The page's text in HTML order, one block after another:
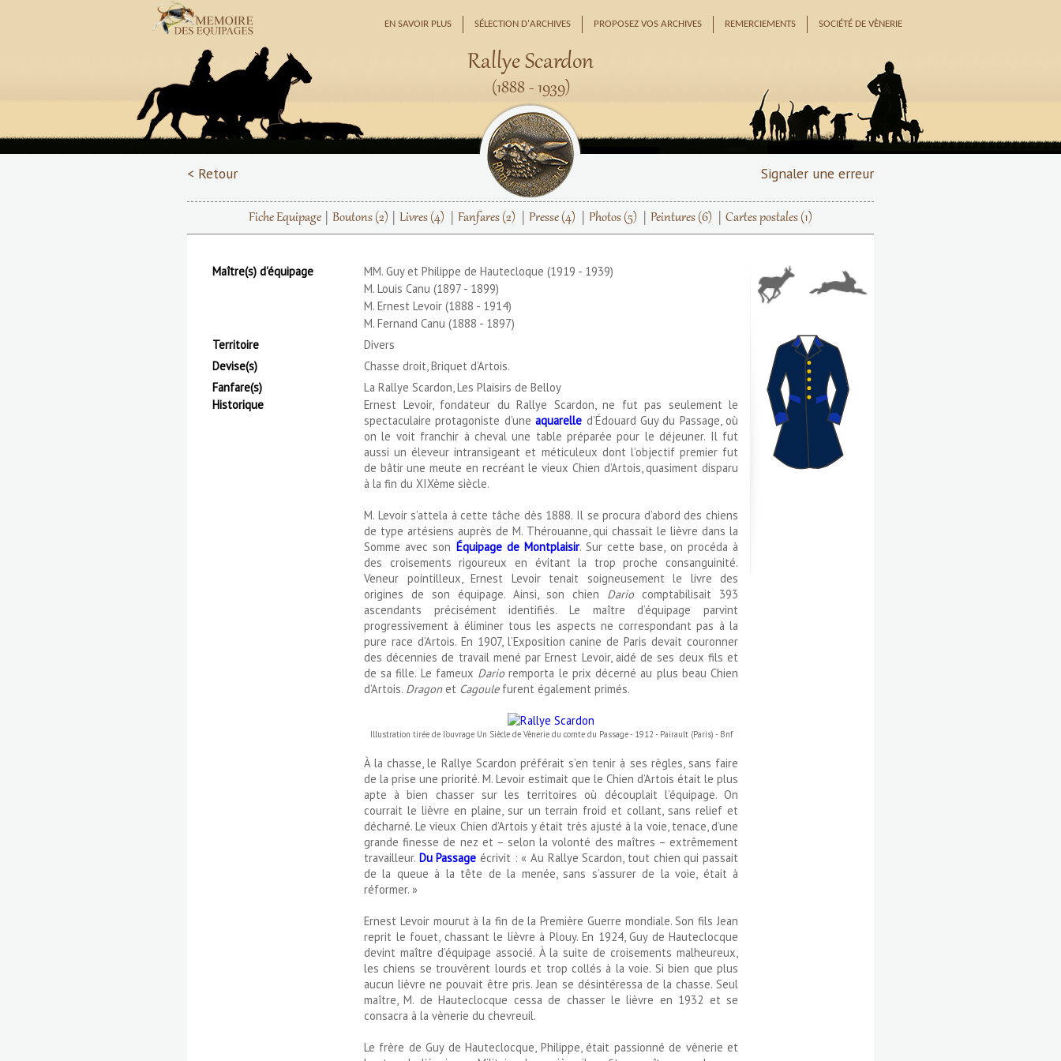
EN SAVOIR PLUS SÉLECTION D'ARCHIVES PROPOSEZ VOS ARCHIVES REMERCIEMENTS SOCIÉTÉ DE VÈNERIE
Rallye Scardon
(1888 - 1939)
< Retour Signaler une erreur
Fiche Equipage Boutons (2) Livres (4) Fanfares (2) Presse (4) Photos (5) Peintures (6) Cartes postales (1)
Maître(s) d'équipage
MM. Guy et Philippe de Hautecloque (1919 - 1939)
M. Louis Canu (1897 - 1899)
M. Ernest Levoir (1888 - 1914)
M. Fernand Canu (1888 - 1897)
Territoire
Divers
Devise(s)
Chasse droit, Briquet d’Artois.
Fanfare(s)
La Rallye Scardon, Les Plaisirs de Belloy
Historique
Ernest Levoir, fondateur du Rallye Scardon, ne fut pas seulement le
spectaculaire protagoniste d’uneaquarelle d’Édouard Guy du Passage, où
on le voit franchir à cheval une table préparée pour le déjeuner. Il fut
aussi un éleveur intransigeant et méticuleux dont l’objectif premier fut
de bâtir une meute en recréant le vieux Chien d’Artois, quasiment disparu
à la fin du XIXème siècle.
M. Levoir s’attela à cette tâche dès 1888. Il se procura d’abord des chiens
de type artésiens auprès de M. Thérouanne, qui chassait le lièvre dans la
Somme avec son Équipage de Montplaisir. Sur cette base, on procéda à
des croisements rigoureux en évitant la trop proche consanguinité.
Veneur pointilleux, Ernest Levoir tenait soigneusement le livre des
origines de son équipage. Ainsi, son chien Dariocomptabilisait 393
ascendants précisément identifiés. Le maître d’équipage parvint
progressivement à éliminer tous les aspects ne correspondant pas à la
pure race d’Artois. En 1907, l’Exposition canine de Paris devait couronner
des décennies de travail mené par Ernest Levoir, aidé de ses deux fils et
de sa fille. Le fameux Darioremporta le prix décerné au plus beau Chien
d’Artois. Dragonet Cagoulefurent également primés.
Illustration tirée de l'ouvrage Un Siècle de Vènerie du comte du Passage - 1912 - Pairault (Paris) - Bnf
À la chasse, le Rallye Scardon préférait s’en tenir à ses règles, sans faire
de la prise une priorité. M. Levoir estimait que le Chien d’Artois était le plus
apte à bien chasser sur les territoires où découplait l’équipage. On
courrait le lièvre en plaine, sur un terrain froid et collant, sans relief et
décharné. Le vieux Chien d’Artois y était très ajusté à la voie, tenace, d’une
grande finesse de nez et – selon la volonté des maîtres – extrêmement
travailleur. Du Passage écrivit : « Au Rallye Scardon, tout chien qui passait
de la queue à la tête de la menée, sans s’assurer de la voie, était à
réformer. »
Ernest Levoir mourut à la fin de la Première Guerre mondiale. Son fils Jean
reprit le fouet, chassant le lièvre à Plouy. En 1924, Guy de Hauteclocque
devint maître d’équipage associé. À la suite de croisements malheureux,
les chiens se trouvèrent lourds et trop collés à la voie. Si bien que plus
aucun lièvre ne pouvait être pris. Jean se désintéressa de la chasse. Seul
maître, M. de Hauteclocque cessa de chasser le lièvre en 1932 et se
consacra à la vènerie du chevreuil.
Le frère de Guy de Hauteclocque, Philippe, était passionné de vènerie et